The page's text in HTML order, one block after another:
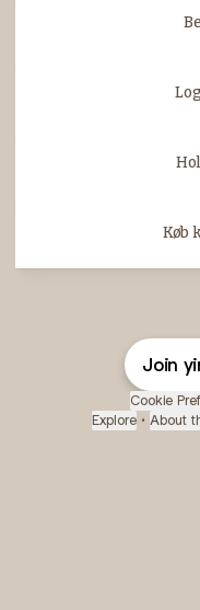
Køb
Join
Cookie
Explore • About